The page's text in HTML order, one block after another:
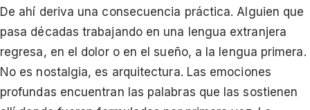
De ahí deriva una consecuencia práctica. Alguien que
pasa décadas trabajando en una lengua extranjera
regresa, en el dolor o en el sueño, a la lengua primera.
No es nostalgia, es arquitectura. Las emociones
profundas encuentran las palabras que las sostienen